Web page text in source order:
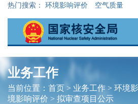
热门搜索： 环境影响评价 空气质量
业务工作
当前位置： 首页> 业务工作> 环境
境影响评价 > 拟审查项目公示